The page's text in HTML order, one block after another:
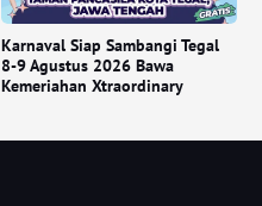
Karnaval Siap Sambangi Tegal
8-9 Agustus 2026 Bawa
Kemeriahan Xtraordinary